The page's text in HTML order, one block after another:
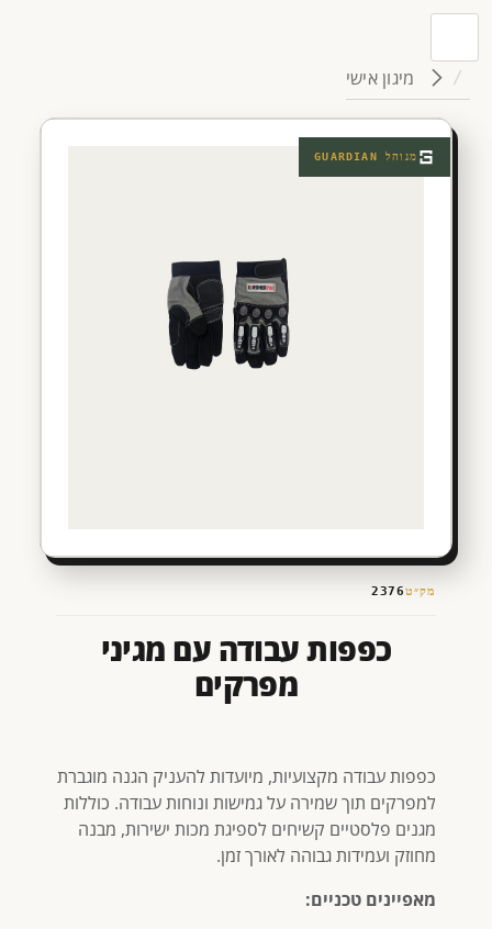
מיגון אישי
מנוהל GUARDIAN
מק״ט2376
כפפות עבודה עם מגיני
מפרקים
כפפות עבודה מקצועיות, מיועדות להעניק הגנה מוגברת
למפרקים תוך שמירה על גמישות ונוחות עבודה. כוללות
מגנים פלסטיים קשיחים לספיגת מכות ישירות, מבנה
מחוזק ועמידות גבוהה לאורך זמן.
מאפיינים טכניים: